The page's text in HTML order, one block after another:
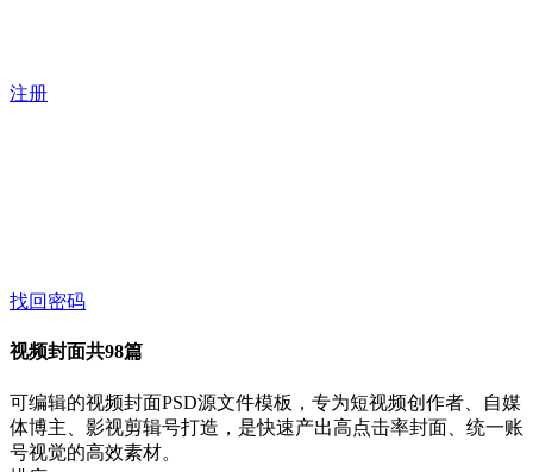
注册
找回密码
视频封面共98篇
可编辑的视频封面PSD源文件模板，专为短视频创作者、自媒
体博主、影视剪辑号打造，是快速产出高点击率封面、统一账
号视觉的高效素材。